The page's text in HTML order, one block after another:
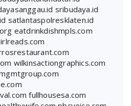
sribudaya.id
satlantaspolresklaten.id
eatdrinkdishmpls.com
wilkinsactiongraphics.com
fullhousesa.com